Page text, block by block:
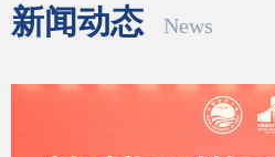
新闻动态